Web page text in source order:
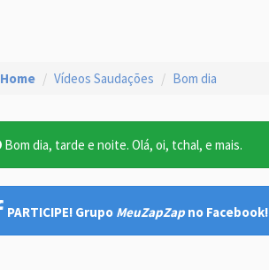
Home Vídeos Saudações Bom dia
Bom dia, tarde e noite. Olá, oi, tchal, e mais.
PARTICIPE! Grupo MeuZapZap no Facebook!